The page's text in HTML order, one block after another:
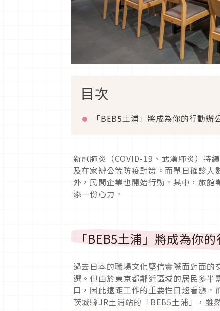
目次
「BEB5土浦」將成為你的行動辦
新冠肺炎（COVID-19、武漢肺炎）持
及在家辦公等防疫對策。而單日確診
外，民間企業也開始行動。其中，旅
添一份心力。
「BEB5土浦」將成為你
過去日本的職場文化堅信實際面對面
選。但由於東京都鄰近區域的居民多
口，因此遠距工作的重要性日趨看漲
茨城縣JR土浦站的「BEB5土浦」，雖